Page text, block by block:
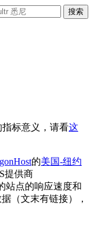
标意义，请看这
的美国-纽约
提供商
站点的响应速度和
（文末有链接），